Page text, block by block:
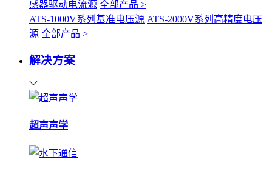
感器驱动电流源 全部产品 >
ATS-1000V系列基准电压源 ATS-2000V系列高精度电压
源 全部产品 >
解决方案
超声声学